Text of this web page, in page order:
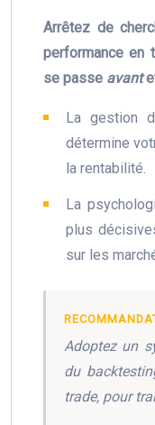
Arrêtez de
performance en
se passe avant
La gestion
détermine
la rentabilité.
La
plus
sur les
Adoptez un
du
trade, pour